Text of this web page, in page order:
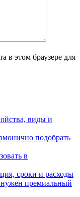
в этом браузере для
виды и
подобрать
в
сроки и расходы
премиальный